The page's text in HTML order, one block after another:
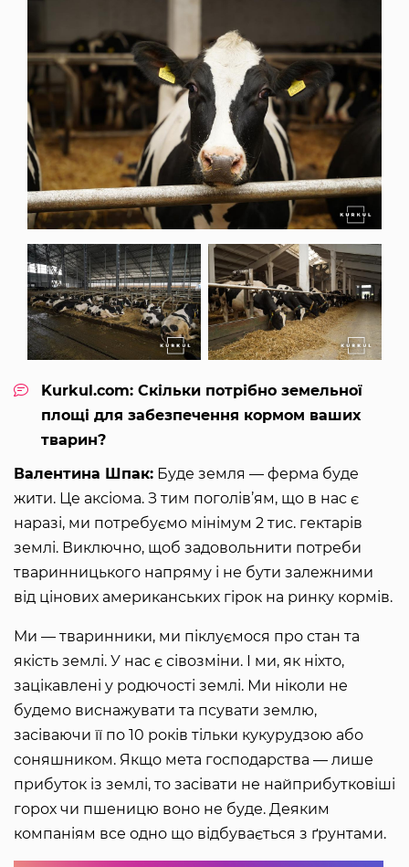
Kurkul.com: Скільки потрібно земельної
площі для забезпечення кормом ваших
тварин?
Валентина Шпак: Буде земля — ферма буде
жити. Це аксіома. З тим поголів’ям, що в нас є
наразі, ми потребуємо мінімум 2 тис. гектарів
землі. Виключно, щоб задовольнити потреби
тваринницького напряму і не бути залежними
від цінових американських гірок на ринку кормів.
Ми — тваринники, ми піклуємося про стан та
якість землі. У нас є сівозміни. І ми, як ніхто,
зацікавлені у родючості землі. Ми ніколи не
будемо виснажувати та псувати землю,
засіваючи її по 10 років тільки кукурудзою або
соняшником. Якщо мета господарства — лише
прибуток із землі, то засівати не найприбутковіші
горох чи пшеницю воно не буде. Деяким
компаніям все одно що відбувається з ґрунтами.